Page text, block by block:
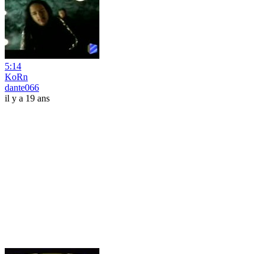
5:14
KoRn
dante066
il y a 19 ans